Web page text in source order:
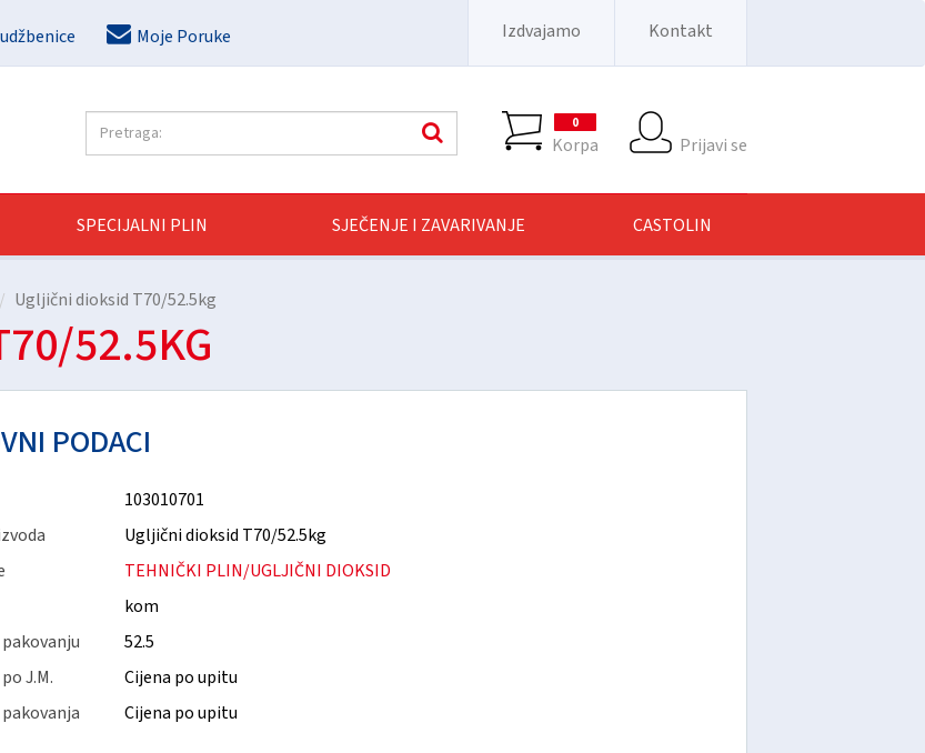
Moje Poruke Izdvajamo Kontakt
0
Korpa Prijavi se
Pretraga
SPECIJALNI PLIN SJEČENJE I ZAVARIVANJE CASTOLIN
Ugljični dioksid T70/52.5kg
52.5KG
PODACI
103010701
Ugljični dioksid T70/52.5kg
TEHNIČKI PLIN/UGLJIČNI DIOKSID
kom
52.5
J.M.
Cijena po upitu
Cijena po upitu